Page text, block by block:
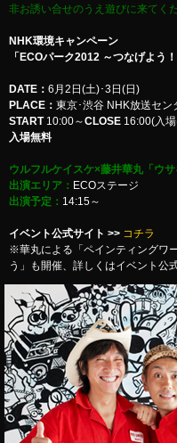
非お誘い合せのうえ遊びに来てく
NHK環境キャンペーン
「ECOパーク2012 ～つなげよう
DATE： 6月2日(土)･3日(日)
PLACE： 東京･渋谷 NHK放送セン
START10:00～CLOSE 16:00(入
入場無料
ウルフルケイスケ×藤井華丸「ウ
出演エリア： ECOステージ
出演予定： 14:15～
イベント公式サイト >> コチラ
※華丸による「ペインティングワ
う」も開催、詳しくはイベント公